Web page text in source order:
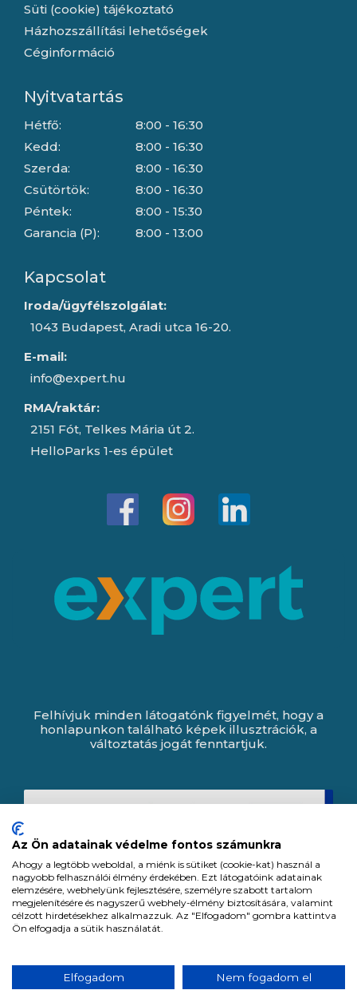
Süti (cookie) tájékoztató
Házhozszállítási lehetőségek
Céginformáció
Nyitvatartás
Hétfő:
Kedd:
Szerda:
Csütörtök:
Péntek:
Garancia (P):
8:00 - 16:30
8:00 - 16:30
8:00 - 16:30
8:00 - 16:30
8:00 - 15:30
8:00 - 13:00
Kapcsolat
Iroda/ügyfélszolgálat:
1043 Budapest, Aradi utca 16-20.
E-mail:
info@expert.hu
RMA/raktár:
2151 Fót, Telkes Mária út 2.
HelloParks 1-es épület
Felhívjuk minden látogatónk figyelmét, hogy a
honlapunkon található képek illusztrációk, a
változtatás jogát fenntartjuk.
Minden jog fenntartva. All rights reserved.
Az Ön adatainak védelme fontos számunkra
Ahogy a legtöbb weboldal, a miénk is sütiket (cookie-kat) használ a
nagyobb felhasználói élmény érdekében. Ezt látogatóink adatainak
elemzésére, webhelyünk fejlesztésére, személyre szabott tartalom
megjelenítésére és nagyszerű webhely-élmény biztosítására, valamint
célzott hirdetésekhez alkalmazzuk. Az "Elfogadom" gombra kattintva
Ön elfogadja a sütik használatát.
Elfogadom Nem fogadom el